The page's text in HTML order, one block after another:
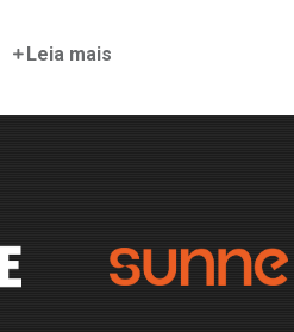
Leia mais